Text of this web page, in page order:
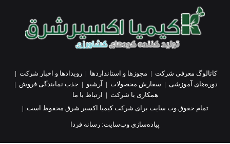
کاتالوگ معرفی شرکت | مجوزها و استانداردها |رویدادها و اخبار شرکت |
دوره‌های آموزشی | سفارش محصولات | آرشیو | جذب نمایندگی فروش |
همکاری با شرکت |
ارتباط با ما
تمام حقوق وب سایت برای شرکت کیمیا اکسیر شرق محفوظ است. |
پیاده‌سازی وب‌سایت: رسانه فردا